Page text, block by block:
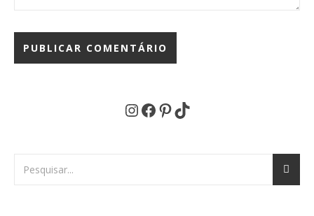
Instagram
Facebook
Pinterest
TikTok